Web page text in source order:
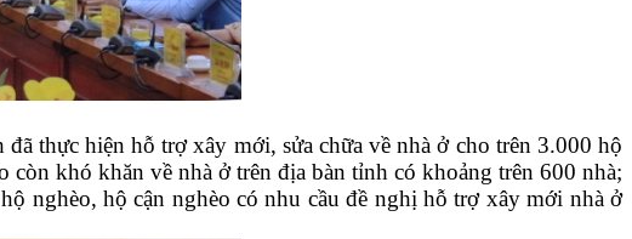
thực hiện hỗ trợ xây mới, sửa chữa về nhà ở cho trên 3.000 hộ
khó khăn về nhà ở trên địa bàn tỉnh có khoảng trên 600 nhà;
nghèo, hộ cận nghèo có nhu cầu đề nghị hỗ trợ xây mới nhà ở